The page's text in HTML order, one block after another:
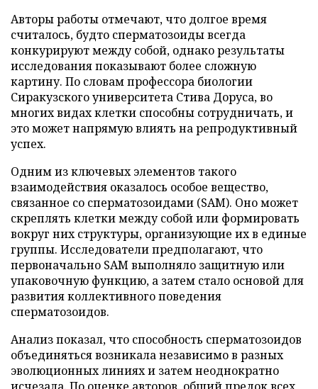
Авторы работы отмечают, что долгое время
считалось, будто сперматозоиды всегда
конкурируют между собой, однако результаты
исследования показывают более сложную
картину. По словам профессора биологии
Сиракузского университета Стива Доруса, во
многих видах клетки способны сотрудничать, и
это может напрямую влиять на репродуктивный
успех.
Одним из ключевых элементов такого
взаимодействия оказалось особое вещество,
связанное со сперматозоидами (SAM). Оно может
скреплять клетки между собой или формировать
вокруг них структуры, организующие их в единые
группы. Исследователи предполагают, что
первоначально SAM выполняло защитную или
упаковочную функцию, а затем стало основой для
развития коллективного поведения
сперматозоидов.
Анализ показал, что способность сперматозоидов
объединяться возникала независимо в разных
эволюционных линиях и затем неоднократно